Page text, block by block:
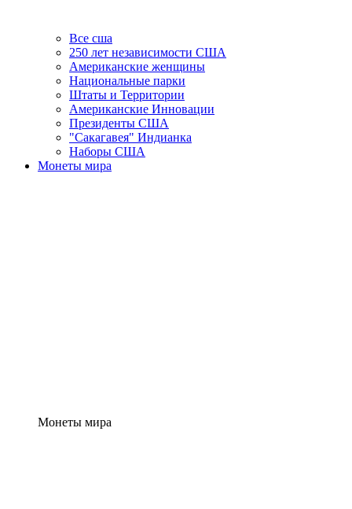
Все сша
250 лет независимости США
Американские женщины
Национальные парки
Штаты и Территории
Американские Инновации
Президенты США
"Сакагавея" Индианка
Наборы США
Монеты мира
Монеты мира